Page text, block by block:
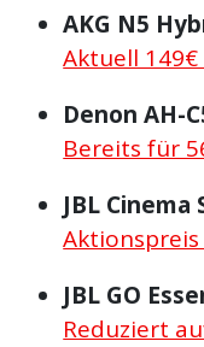
AKG N5
Aktuell
Denon AH-
Bereits für
JBL Cinema
JBL GO
Reduziert